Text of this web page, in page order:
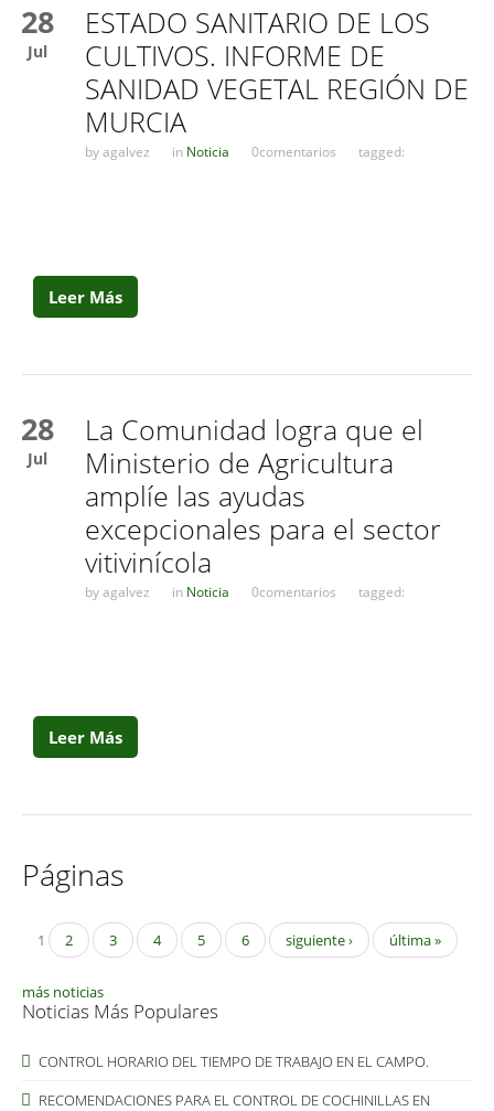
28
Jul
ESTADO SANITARIO DE LOS
CULTIVOS. INFORME DE
SANIDAD VEGETAL REGIÓN DE
MURCIA
byagalvez in Noticia 0comentarios tagged:
Leer Más
28
Jul
La Comunidad logra que el
Ministerio de Agricultura
amplíe las ayudas
excepcionales para el sector
vitivinícola
byagalvez in Noticia 0comentarios tagged:
Leer Más
Páginas
1 2 3 4 5 6 siguiente › última »
más noticias
Noticias Más Populares
CONTROL HORARIO DEL TIEMPO DE TRABAJO EN EL CAMPO.
RECOMENDACIONES PARA EL CONTROL DE COCHINILLAS EN